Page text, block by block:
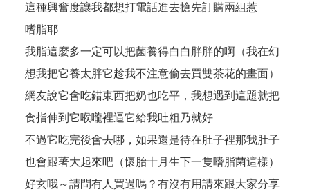
這種興奮度讓我都想打電話進去搶先訂購兩組惹
嗜脂耶
我脂這麼多一定可以把菌養得白白胖胖的啊（我在幻
想我把它養太胖它趁我不注意偷去買雙茶花的畫面）
網友說它會吃錯東西把奶也吃平，我想遇到這題就把
食指伸到它喉嚨裡逼它給我吐粗乃就好
不過它吃完後會去哪，如果還是待在肚子裡那我肚子
也會跟著大起來吧（懷胎十月生下一隻嗜脂菌這樣）
好玄哦～請問有人買過嗎？有沒有用請來跟大家分享